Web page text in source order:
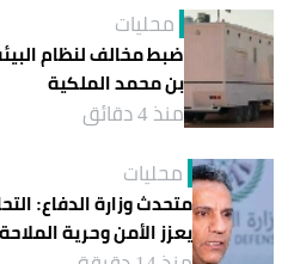
محليات
ضبط مخالف لنظام
بن محمد الملكية
منذ 4 دقائق
محليات
متحدث وزارة الدفاع:
يعزز الأمن وحرية الملاحة